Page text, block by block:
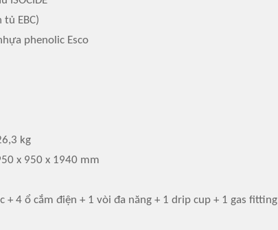
EBC)
phenolic Esco
kg
x 950 x 1940 mm
4 ổ cắm điện + 1 vòi đa năng + 1 drip cup + 1 gas fitting